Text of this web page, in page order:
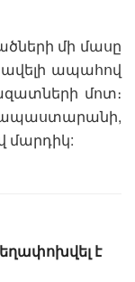
մի մասը
ապահով
մոտ։
մարդիկ:
է